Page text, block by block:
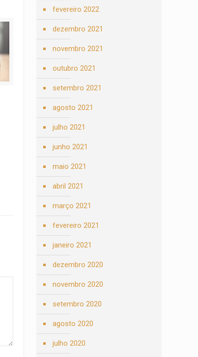
fevereiro 2022
dezembro 2021
novembro 2021
outubro 2021
setembro 2021
agosto 2021
julho 2021
junho 2021
maio 2021
abril 2021
março 2021
fevereiro 2021
janeiro 2021
dezembro 2020
novembro 2020
setembro 2020
agosto 2020
julho 2020